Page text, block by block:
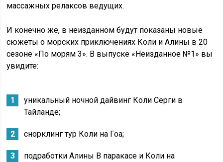
массажных релаксов ведущих.
И конечно же, в неизданном будут показаны новые
сюжеты о морских приключениях Коли и Алины в 20
сезоне «По морям 3». В выпуске «Неизданное №1» вы
увидите:
уникальный ночной дайвинг Коли Серги в
Тайланде;
снорклинг тур Коли на Гоа;
подработки Алины В паракасе и Коли на